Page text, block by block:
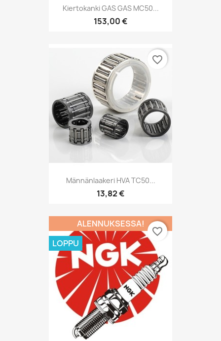
Kiertokanki GAS GAS MC50...
153,00 €
Männänlaakeri HVA TC50...
13,82 €
favorite_border
ALENNUKSESSA!
LOPPU
favorite_border